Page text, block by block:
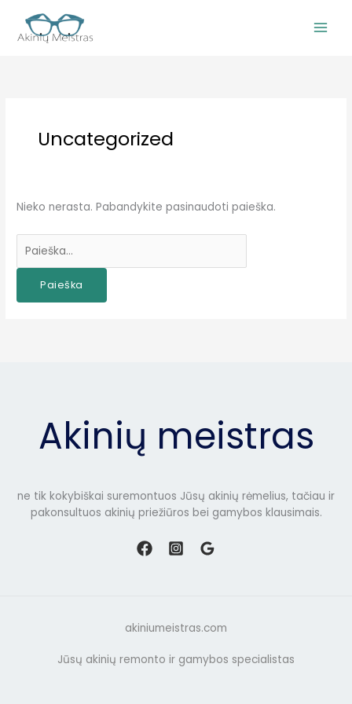
turinio
Uncategorized
Nieko nerasta. Pabandykite pasinaudoti paieška.
Akinių meistras
ne tik kokybiškai suremontuos Jūsų akinių rėmelius, tačiau ir
pakonsultuos akinių priežiūros bei gamybos klausimais.
akiniumeistras.com
Jūsų akinių remonto ir gamybos specialistas